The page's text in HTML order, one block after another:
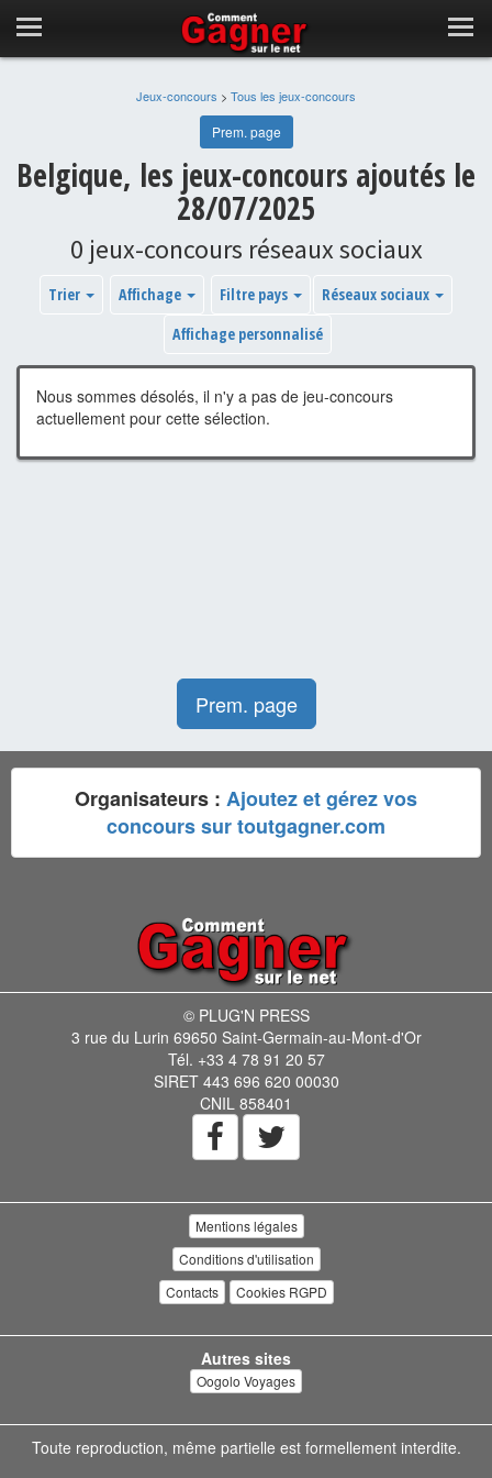
Jeux-concours > Tous les jeux-concours
Prem. page
Belgique, les jeux-concours ajoutés le
28/07/2025
0 jeux-concours réseaux sociaux
Trier Affichage Filtre pays
Réseaux sociaux
Affichage personnalisé
Nous sommes désolés, il n'y a pas de jeu-concours
actuellement pour cette sélection.
Prem. page
Organisateurs : Ajoutez et gérez vos
concours sur toutgagner.com
© PLUG'N PRESS
3 rue du Lurin 69650 Saint-Germain-au-Mont-d'Or
Tél. +33 4 78 91 20 57
SIRET 443 696 620 00030
CNIL 858401
Mentions légales
Conditions d'utilisation
Contacts
Cookies RGPD
Autres sites
Oogolo Voyages
Toute reproduction, même partielle est formellement interdite.